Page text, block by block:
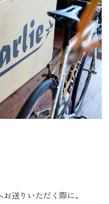
送りいただく際に、